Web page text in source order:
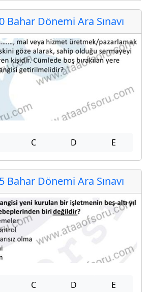
Bahar Dönemi Ara Sınavı
C D E
Bahar Dönemi Ara Sınavı
C D E